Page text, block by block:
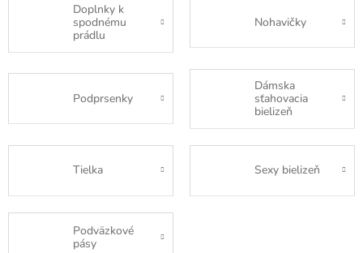
Doplnky k
spodnému
prádlu
Nohavičky
Podprsenky
Dámska
sťahovacia
bielizeň
Tielka Sexy bielizeň
Podväzkové
pásy